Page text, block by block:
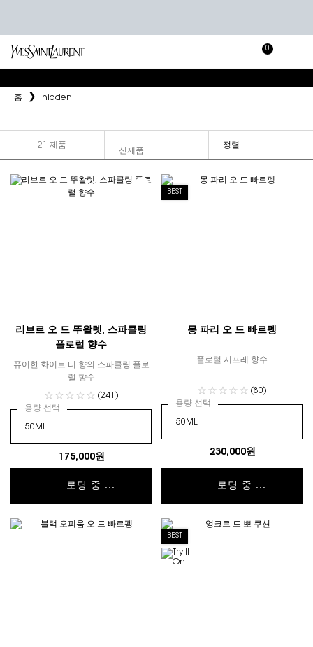
바
0
홈 hidden
21 제품 정렬
FILTER MENU
리브르 오 드 뚜왈렛, 스파클링
플로럴 향수
퓨어한 화이트 티 향의 스파클링 플로
럴 향수
(241)
용량 선택
175,000원
로딩 중 ...
BEST
몽 파리 오 드 빠르펭
플로럴 시프레 향수
(80)
용량 선택
230,000원
로딩 중 ...
BEST